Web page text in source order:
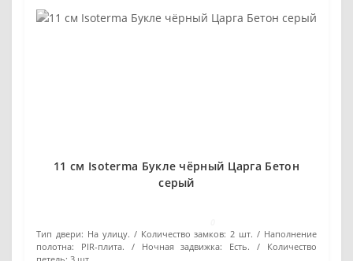
11 см Isoterma Букле чёрный Царга Бетон
серый
Тип двери: На улицу. Количество замков: 2 шт.
Наполнение
полотна:
PIR-плита. Ночная задвижка: Есть.
Количество